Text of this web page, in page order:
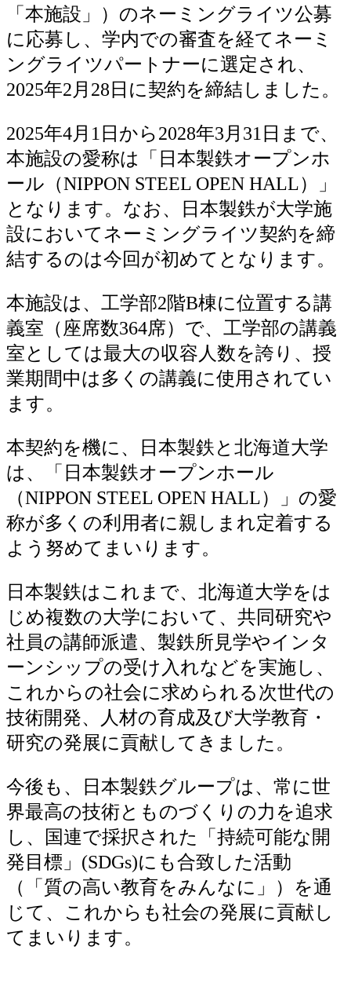
「本施設」）のネーミングライツ公募
に応募し、学内での審査を経てネーミ
ングライツパートナーに選定され、
2025年2月28日に契約を締結しました。
2025年4月1日から2028年3月31日まで、
本施設の愛称は「日本製鉄オープンホ
ール（NIPPON STEEL OPEN HALL）」
となります。なお、日本製鉄が大学施
設においてネーミングライツ契約を締
結するのは今回が初めてとなります。
本施設は、工学部2階B棟に位置する講
義室（座席数364席）で、工学部の講義
室としては最大の収容人数を誇り、授
業期間中は多くの講義に使用されてい
ます。
本契約を機に、日本製鉄と北海道大学
は、「日本製鉄オープンホール
（NIPPON STEEL OPEN HALL）」の愛
称が多くの利用者に親しまれ定着する
よう努めてまいります。
日本製鉄はこれまで、北海道大学をは
じめ複数の大学において、共同研究や
社員の講師派遣、製鉄所見学やインタ
ーンシップの受け入れなどを実施し、
これからの社会に求められる次世代の
技術開発、人材の育成及び大学教育・
研究の発展に貢献してきました。
今後も、日本製鉄グループは、常に世
界最高の技術とものづくりの力を追求
し、国連で採択された「持続可能な開
発目標」(SDGs)にも合致した活動
（「質の高い教育をみんなに」）を通
じて、これからも社会の発展に貢献し
てまいります。